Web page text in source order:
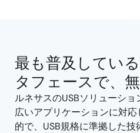
最も普及してい
タフェースで、
ルネサスのUSBソリューシ
広いアプリケーションに対
的で、USB規格に準拠した